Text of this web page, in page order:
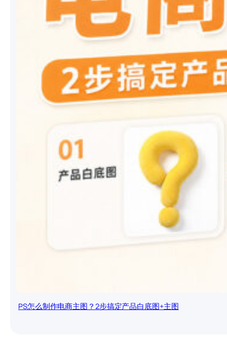
PS怎么制作电商主图？2步搞定产品白底图+主图